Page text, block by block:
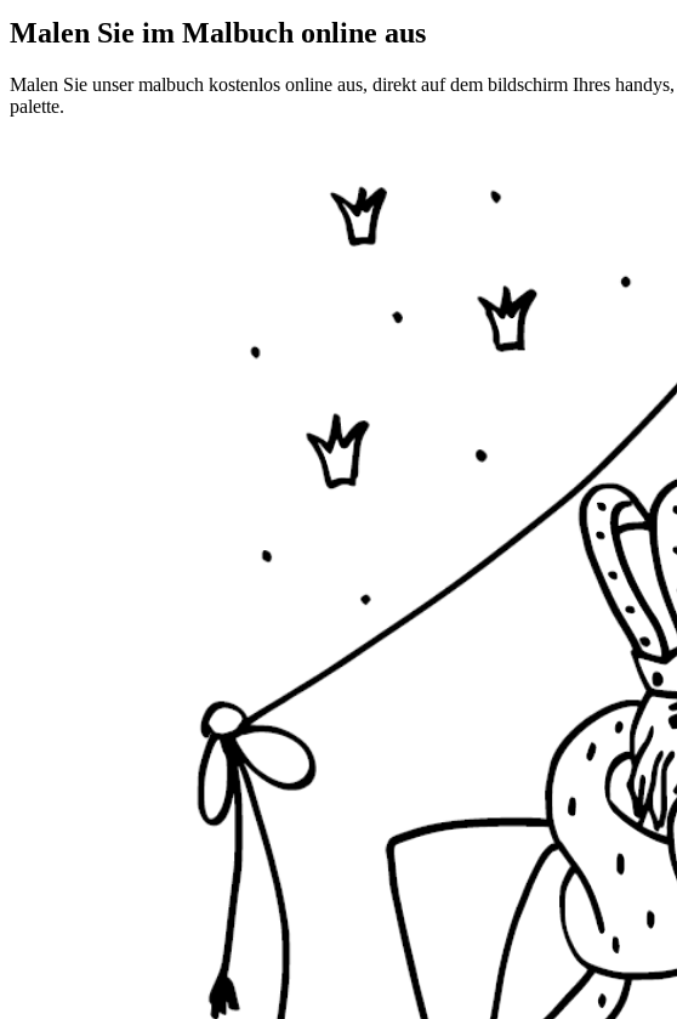
Malen Sie im Malbuch online aus
Malen Sie unser malbuch kostenlos online aus, direkt auf dem bildschirm Ihres
palette.